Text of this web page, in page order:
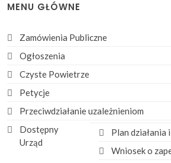
MENU GŁÓWNE
Zamówienia Publiczne
Ogłoszenia
Czyste Powietrze
Petycje
Przeciwdziałanie uzależnieniom
Dostępny
Urząd
Plan działania
Wniosek o